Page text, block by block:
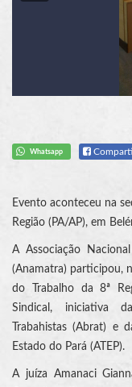
Whatsapp
Evento aconteceu na
Região (PA/AP), em
A Associação
(Anamatra) participou,
do Trabalho da 8ª
Sindical, iniciativa
Trabahistas (Abrat) e
Estado do Pará (ATEP).
A juíza Amanaci